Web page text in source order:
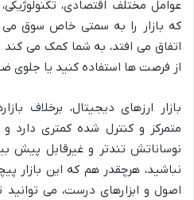
عوامل مختلف اقتصادی،
که بازار را به سمتی خاص سوق می
اتفاق می افتد، به شما کمک می
از فرصت ها استفاده کنید یا جلوی
بازار ارزهای دیجیتال، برخلاف
متمرکز و کنترل شده کمتری
نوساناتش تندتر و غیرقابل پیش
نباشید، هرچقدر هم که این بازار
اصول و ابزارهای درست، می توانید